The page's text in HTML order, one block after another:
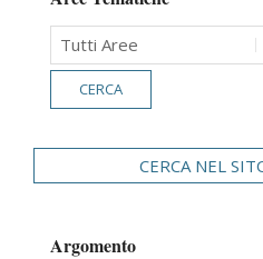
CERCA NEL
Argomento